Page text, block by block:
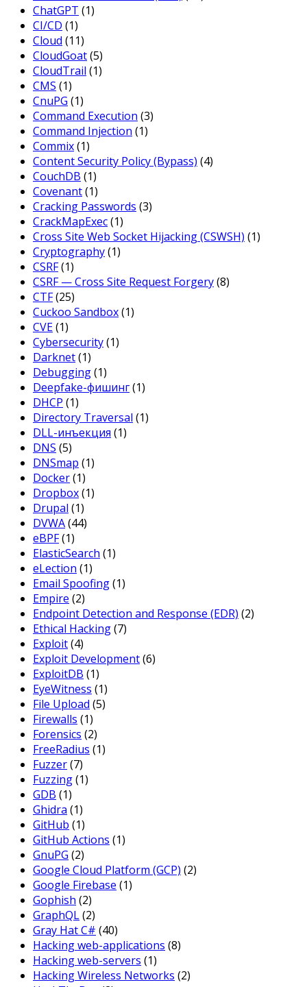
ChatGPT (1)
CI/CD (1)
Cloud (11)
CloudGoat(5)
CloudTrail (1)
CMS (1)
CnuPG (1)
Command Execution (3)
Command Injection (1)
Commix(1)
Content Security Policy (Bypass) (4)
CouchDB (1)
Covenant(1)
Cracking Passwords (3)
CrackMapExec(1)
Cross Site Web Socket Hijacking (CSWSH) (1)
Cryptography(1)
CSRF(1)
CSRF — Cross Site Request Forgery(8)
CTF(25)
Cuckoo Sandbox(1)
CVE(1)
Cybersecurity(1)
Darknet(1)
Debugging(1)
Deepfake-фишинг(1)
DHCP (1)
Directory Traversal (1)
DLL-инъекция (1)
DNS (5)
DNSmap (1)
Docker(1)
Dropbox(1)
Drupal (1)
DVWA(44)
eBPF(1)
ElasticSearch (1)
eLection (1)
Email Spoofing(1)
Empire (2)
Endpoint Detection and Response (EDR) (2)
Ethical Hacking(7)
Exploit(4)
Exploit Development(6)
ExploitDB (1)
EyeWitness (1)
File Upload (5)
Firewalls (1)
Forensics (2)
FreeRadius (1)
Fuzzer(7)
Fuzzing(1)
GDB (1)
Ghidra (1)
GitHub (1)
GitHub Actions (1)
GnuPG (2)
Google Cloud Platform (GCP) (2)
Google Firebase (1)
Gophish (2)
GraphQL(2)
Gray Hat C# (40)
Hacking web-applications (8)
Hacking web-servers (1)
Hacking Wireless Networks (2)